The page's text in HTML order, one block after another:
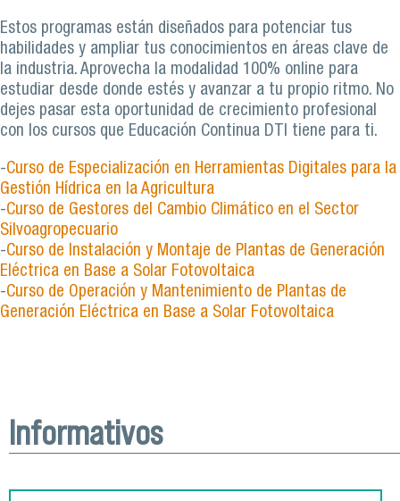
Estos programas están diseñados para potenciar tus
habilidades y ampliar tus conocimientos en áreas clave de
la industria. Aprovecha la modalidad 100% online para
estudiar desde donde estés y avanzar a tu propio ritmo. No
dejes pasar esta oportunidad de crecimiento profesional
con los cursos que Educación Continua DTI tiene para ti.
-Curso de Especialización en Herramientas Digitales para la
Gestión Hídrica en la Agricultura
-Curso de Gestores del Cambio Climático en el Sector
Silvoagropecuario
-Curso de Instalación y Montaje de Plantas de Generación
Eléctrica en Base a Solar Fotovoltaica
-Curso de Operación y Mantenimiento de Plantas de
Generación Eléctrica en Base a Solar Fotovoltaica
Informativos